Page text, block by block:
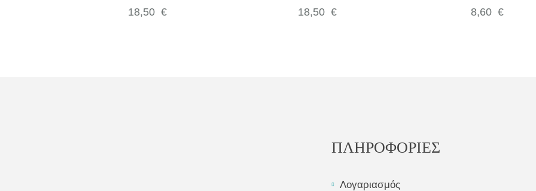
18,50 € 18,50 € 8,60 €
ΠΛΗΡΟΦΟΡΙΕΣ
Λογαριασμός